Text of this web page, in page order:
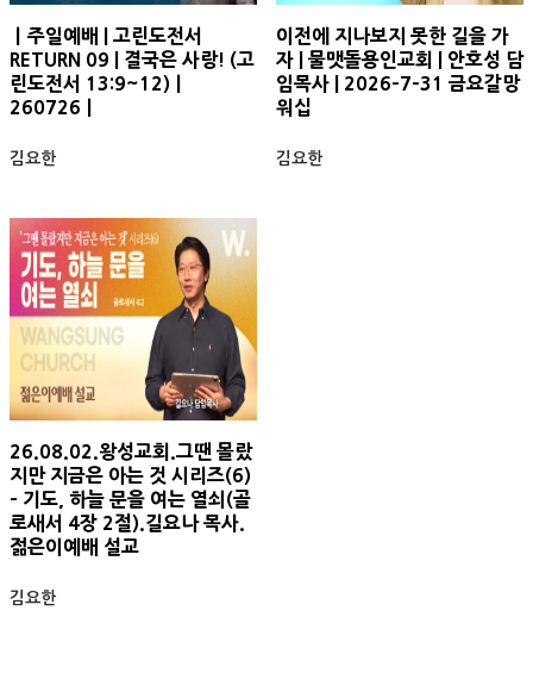
ㅣ주일예배 | 고린도전서
RETURN 09 | 결국은 사랑! (고
린도전서 13:9~12)ㅣ
260726ㅣ
김요한
이전에 지나보지 못한 길을 가
자 | 물맷돌용인교회 | 안호성 담
임목사 | 2026-7-31 금요갈망
워십
김요한
26.08.02.왕성교회.그땐 몰랐
지만 지금은 아는 것 시리즈(6)
- 기도, 하늘 문을 여는 열쇠(골
로새서 4장 2절).길요나 목사.
젊은이예배 설교
김요한